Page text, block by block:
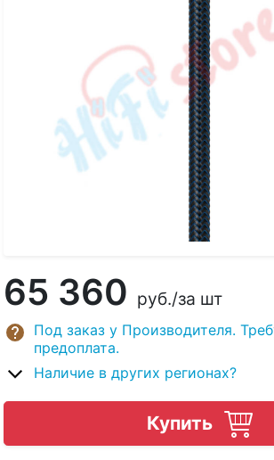
65 360 руб./за шт
Под заказ у Производителя.
предоплата.
Наличие в других регионах?
Купить